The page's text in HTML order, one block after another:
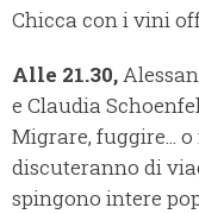
Chicca con i vini
Alle 21.30,
e Claudia
Migrare, fuggire...
discuteranno di
spingono intere